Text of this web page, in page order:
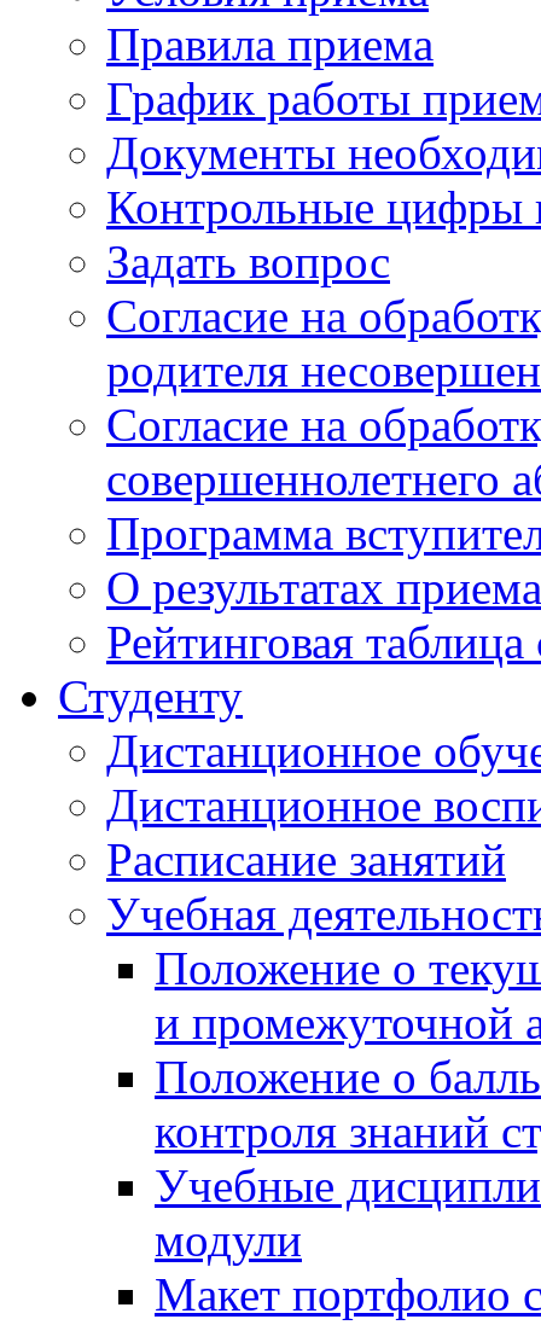
Правила приема
График работы
Документы
Контрольные цифры
Задать вопрос
Согласие на
родителя
Согласие на
совершеннолетнего
Программа
О результатах приема
Рейтинговая
Студенту
Дистанционное
Дистанционное
Расписание занятий
Учебная
Положение о
и промежуточной
Положение о
контроля знаний
Учебные
модули
Макет портфолио